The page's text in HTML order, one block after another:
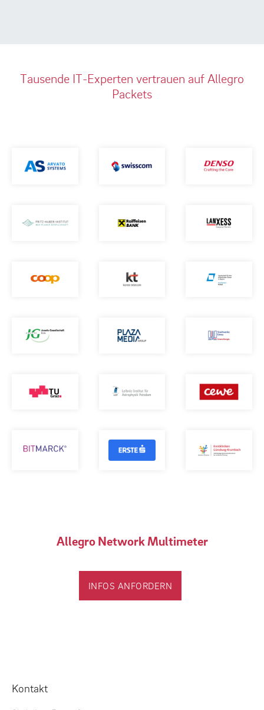
Tausende IT-Experten vertrauen auf Allegro
Packets
Allegro Network Multimeter
INFOS ANFORDERN
Kontakt